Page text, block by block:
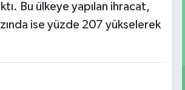
Bu ülkeye yapılan ihracat,
ise yüzde 207 yükselerek